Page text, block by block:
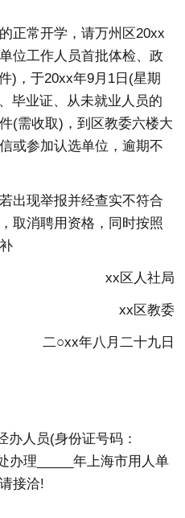
正常开学，请万州区20xx
位工作人员首批体检、政
)，于20xx年9月1日(星期
毕业证、从未就业人员的
(需收取)，到区教委六楼大
或参加认选单位，逾期不
出现举报并经查实不符合
取消聘用资格，同时按照
xx区人社局
xx区教委
二○xx年八月二十九日
办人员(身份证号码：
办理_____年上海市用人单
接洽!